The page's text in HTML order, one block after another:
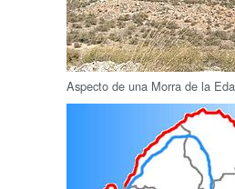
Aspecto de una Morra de la